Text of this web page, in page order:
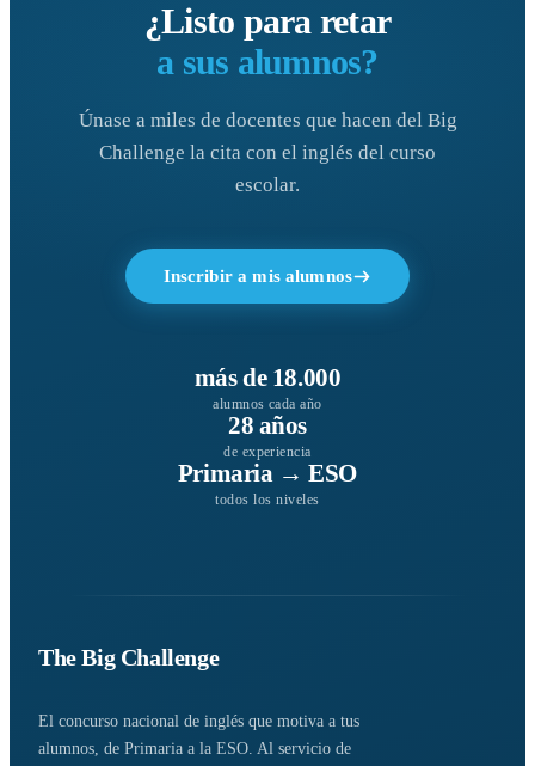
¿Listo para retar
a sus alumnos?
Únase a miles de docentes que hacen del Big
Challenge la cita con el inglés del curso
escolar.
Inscribir a mis alumnos
más de 18.000
alumnos cada año
28 años
de experiencia
Primaria → ESO
todos los niveles
The Big Challenge
El concurso nacional de inglés que motiva a tus
alumnos, de Primaria a la ESO. Al servicio de